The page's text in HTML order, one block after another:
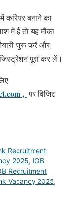
करियर बनाने का
में हैं तो यह मौका
शुरू करें और
पूरा कर लें।
, पर विजिट
Recruitment
2025, IOB
Recruitment
Vacancy 2025,